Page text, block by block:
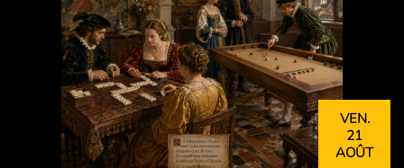
VEN.
21
AOÛT